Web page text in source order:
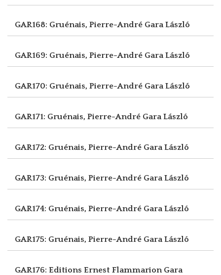
GAR168: Gruénais, Pierre-André Gara László
GAR169: Gruénais, Pierre-André Gara László
GAR170: Gruénais, Pierre-André Gara László
GAR171: Gruénais, Pierre-André Gara László
GAR172: Gruénais, Pierre-André Gara László
GAR173: Gruénais, Pierre-André Gara László
GAR174: Gruénais, Pierre-André Gara László
GAR175: Gruénais, Pierre-André Gara László
GAR176: Editions Ernest Flammarion Gara